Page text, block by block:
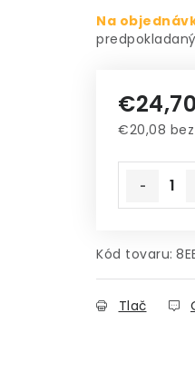
Na
€24,70
€20,08 bez
Kód tovaru:
Tlač